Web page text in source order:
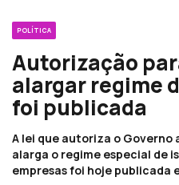
POLÍTICA
Autorização
alargar regime
foi publicada
A lei que autoriza o
alarga o regime especial de
empresas foi hoje publicada